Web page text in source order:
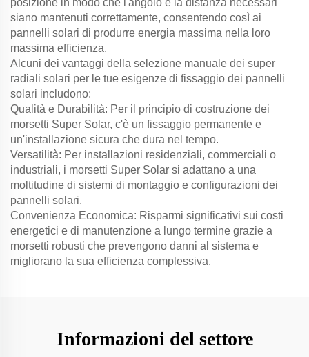
posizione in modo che l'angolo e la distanza necessari
siano mantenuti correttamente, consentendo così ai
pannelli solari di produrre energia massima nella loro
massima efficienza.
Alcuni dei vantaggi della selezione manuale dei super
radiali solari per le tue esigenze di fissaggio dei pannelli
solari includono:
Qualità e Durabilità: Per il principio di costruzione dei
morsetti Super Solar, c'è un fissaggio permanente e
un'installazione sicura che dura nel tempo.
Versatilità: Per installazioni residenziali, commerciali o
industriali, i morsetti Super Solar si adattano a una
moltitudine di sistemi di montaggio e configurazioni dei
pannelli solari.
Convenienza Economica: Risparmi significativi sui costi
energetici e di manutenzione a lungo termine grazie a
morsetti robusti che prevengono danni al sistema e
migliorano la sua efficienza complessiva.
Informazioni del settore